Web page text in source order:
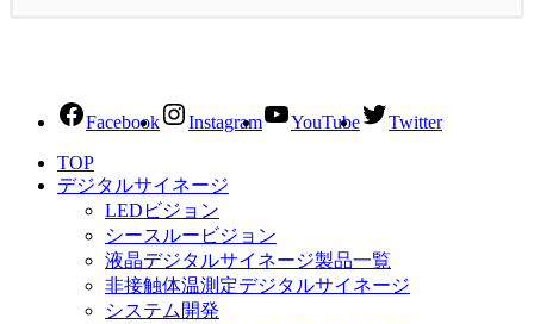
Facebook Instagram YouTube
Twitter
TOP
デジタルサイネージ
LEDビジョン
シースルービジョン
液晶デジタルサイネージ製品一覧
非接触体温測定デジタルサイネージ
システム開発